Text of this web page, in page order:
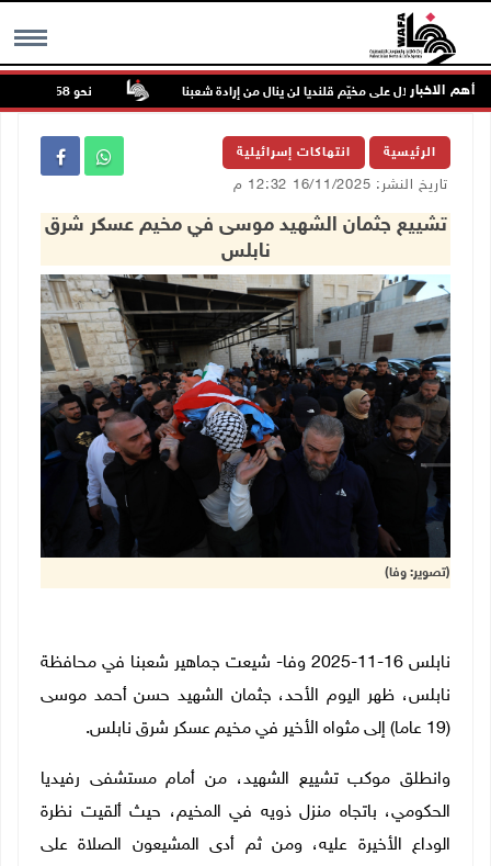
MENU أهم الاخبار
الاحتلال على مخيّم قلنديا لن ينال من إرادة شعبنا
الرئيسية انتهاكات إسرائيلية
تاريخ النشر: 16/11/2025 12:32 م
تشييع جثمان الشهيد موسى في مخيم عسكر شرق
نابلس
(تصوير: وفا)
نابلس 16-11-2025 وفا- شيعت جماهير شعبنا في محافظة
نابلس، ظهر اليوم الأحد، جثمان الشهيد حسن أحمد موسى
(19 عاما) إلى مثواه الأخير في مخيم عسكر شرق نابلس.
وانطلق موكب تشييع الشهيد، من أمام مستشفى رفيديا
الحكومي، باتجاه منزل ذويه في المخيم، حيث ألقيت نظرة
الوداع الأخيرة عليه، ومن ثم أدى المشيعون الصلاة على